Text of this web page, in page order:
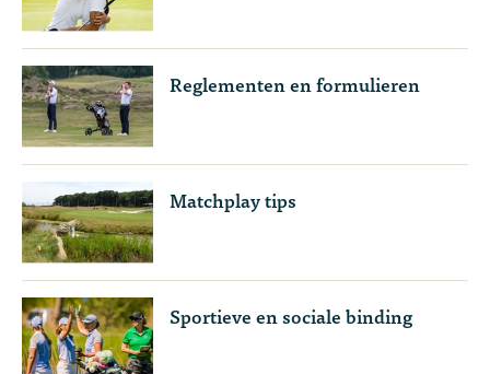
Reglementen en formulieren
Matchplay tips
Sportieve en sociale binding